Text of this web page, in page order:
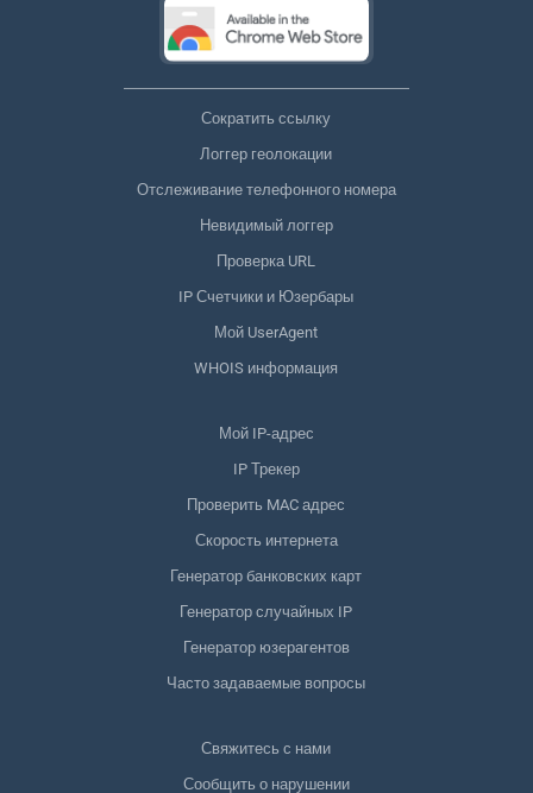
Сократить ссылку
Логгер геолокации
Отслеживание телефонного номера
Невидимый логгер
Проверка URL
IP Счетчики и Юзербары
Мой UserAgent
WHOIS информация
Мой IP-адрес
IP Трекер
Проверить MAC адрес
Скорость интернета
Генератор банковских карт
Генератор случайных IP
Генератор юзерагентов
Часто задаваемые вопросы
Свяжитесь с нами
Сообщить о нарушении